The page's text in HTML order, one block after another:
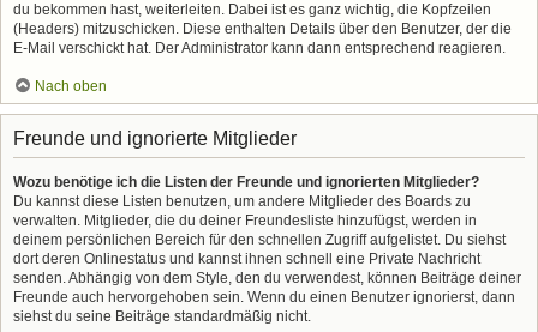
du bekommen hast, weiterleiten. Dabei ist es ganz wichtig, die Kopfzeilen
(Headers) mitzuschicken. Diese enthalten Details über den Benutzer, der die
E-Mail verschickt hat. Der Administrator kann dann entsprechend reagieren.
Nach oben
Freunde und ignorierte Mitglieder
Wozu benötige ich die Listen der Freunde und ignorierten Mitglieder?
Du kannst diese Listen benutzen, um andere Mitglieder des Boards zu
verwalten. Mitglieder, die du deiner Freundesliste hinzufügst, werden in
deinem persönlichen Bereich für den schnellen Zugriff aufgelistet. Du siehst
dort deren Onlinestatus und kannst ihnen schnell eine Private Nachricht
senden. Abhängig von dem Style, den du verwendest, können Beiträge deiner
Freunde auch hervorgehoben sein. Wenn du einen Benutzer ignorierst, dann
siehst du seine Beiträge standardmäßig nicht.